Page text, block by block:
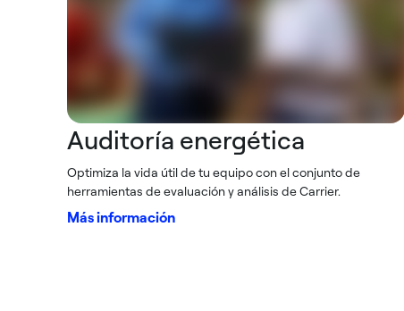
Auditoría energética
Optimiza la vida útil de tu equipo con el conjunto de
herramientas de evaluación y análisis de Carrier.
Más información